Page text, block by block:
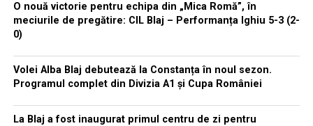
O nouă victorie pentru echipa din „Mica Romă”, în
meciurile de pregătire: CIL Blaj – Performanța Ighiu 5-3 (2-
0)
Volei Alba Blaj debutează la Constanța în noul sezon.
Programul complet din Divizia A1 și Cupa României
La Blaj a fost inaugurat primul centru de zi pentru